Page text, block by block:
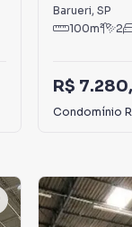
Barueri, SP
100m² 2
R$
Condomínio